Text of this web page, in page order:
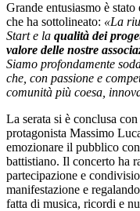
Grande entusiasmo è
che ha sottolineato: «La
Start e la qualità dei
valore delle nostre
Siamo profondamente
che, con passione e
comunità più coesa,
La serata si è conclusa
protagonista Massimo
emozionare il pubblico
battistiano. Il concerto ha
partecipazione e
manifestazione e
fatta di musica, ricordi e